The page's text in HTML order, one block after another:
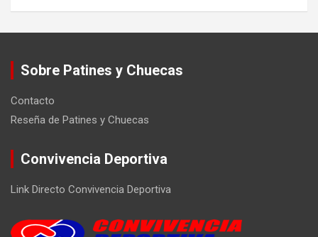
Sobre Patines y Chuecas
Contacto
Reseña de Patines y Chuecas
Convivencia Deportiva
Link Directo Convivencia Deportiva